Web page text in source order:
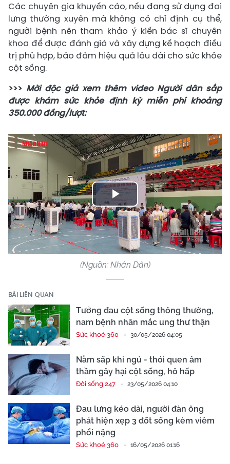
Các chuyên gia khuyến cáo, nếu đang sử dụng đai
lưng thường xuyên mà không có chỉ định cụ thể,
người bệnh nên tham khảo ý kiến bác sĩ chuyên
khoa để được đánh giá và xây dựng kế hoạch điều
trị phù hợp, bảo đảm hiệu quả lâu dài cho sức khỏe
cột sống.
>>> Mời độc giả xem thêm video Người dân sắp
được khám sức khỏe định kỳ miễn phí khoảng
350.000 đồng/lượt:
Play
Video
(Nguồn: Nhân Dân)
BÀI LIÊN QUAN
Tưởng đau cột sống thông thường,
nam bệnh nhân mắc ung thư thận
Sức khoẻ 360 30/05/2026 04:05
Nằm sấp khi ngủ - thói quen âm
thầm gây hại cột sống, hô hấp
Đời sống 247 23/05/2026 04:10
Đau lưng kéo dài, người đàn ông
phát hiện xẹp 3 đốt sống kèm viêm
phổi nặng
Sức khoẻ 360 16/05/2026 01:16